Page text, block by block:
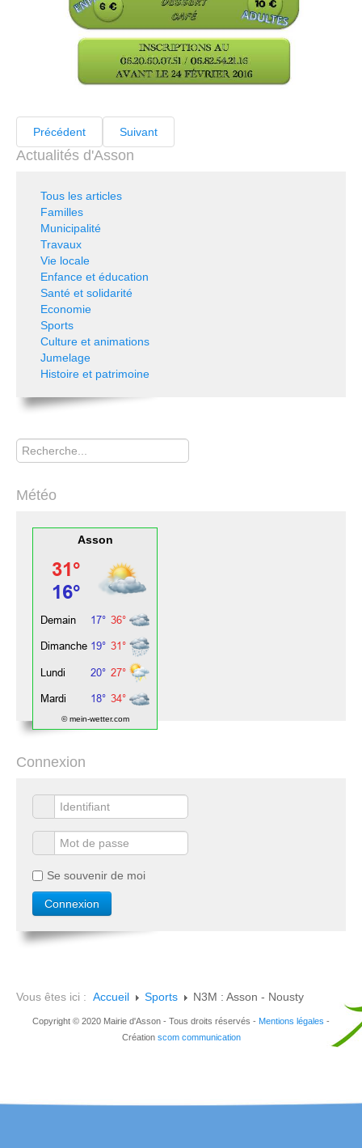
Précédent Suivant
Actualités d'Asson
Tous les articles
Familles
Municipalité
Travaux
Vie locale
Enfance et éducation
Santé et solidarité
Economie
Sports
Culture et animations
Jumelage
Histoire et patrimoine
Rechercher
Météo
Asson
© mein-wetter.com
Connexion
Se souvenir de moi
Vous êtes ici : Accueil Sports N3M : Asson - Nousty
Copyright © 2020 Mairie d'Asson - Tous droits réservés - Mentions légales -
Création scom communication